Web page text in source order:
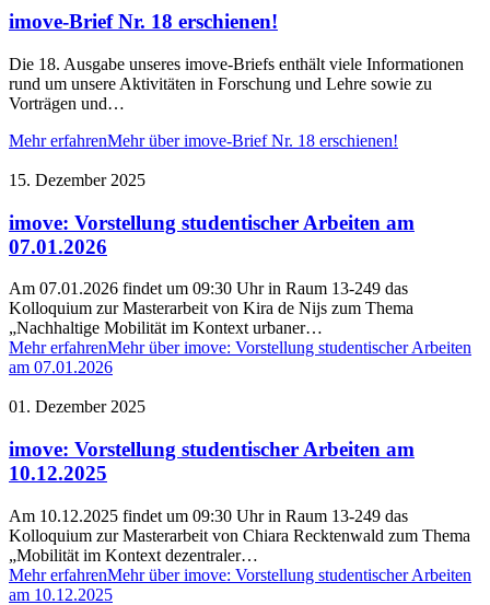
imove-Brief Nr. 18 erschienen!
Die 18. Ausgabe unseres imove-Briefs enthält viele Informationen
rund um unsere Aktivitäten in Forschung und Lehre sowie zu
Vorträgen und…
Mehr erfahrenMehr über imove-Brief Nr. 18 erschienen!
15. Dezember 2025
imove: Vorstellung studentischer Arbeiten am
07.01.2026
Am 07.01.2026 findet um 09:30 Uhr in Raum 13-249 das
Kolloquium zur Masterarbeit von Kira de Nijs zum Thema
„Nachhaltige Mobilität im Kontext urbaner…
Mehr erfahrenMehr über imove: Vorstellung studentischer Arbeiten
am 07.01.2026
01. Dezember 2025
imove: Vorstellung studentischer Arbeiten am
10.12.2025
Am 10.12.2025 findet um 09:30 Uhr in Raum 13-249 das
Kolloquium zur Masterarbeit von Chiara Recktenwald zum Thema
„Mobilität im Kontext dezentraler…
Mehr erfahrenMehr über imove: Vorstellung studentischer Arbeiten
am 10.12.2025